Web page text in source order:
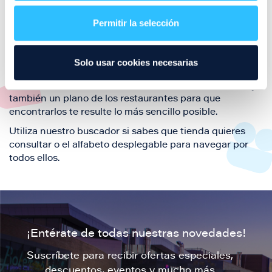
Permitir la selección
Solo usar cookies necesarias
también de nuestra oferta de ocio y shopping durante
tu visita.
El este directorio de restaurantes de Puerto Venecia
también un plano de los restaurantes para que
encontrarlos te resulte lo más sencillo posible.
Utiliza nuestro buscador si sabes que tienda quieres
consultar o el alfabeto desplegable para navegar por
todos ellos.
¡Entérate de todas nuestras novedades!
Suscríbete para recibir ofertas especiales,